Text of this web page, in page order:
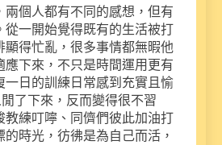
兩個人都有不同的感想，但有
從一開始覺得既有的生活被打
顯得忙亂，很多事情都無暇他
應下來，不只是時間運用更有
一日的訓練日常感到充實且愉
了下來，反而變得很不習
教練叮嚀、同儕們彼此加油打
時光，彷彿是為自己而活，